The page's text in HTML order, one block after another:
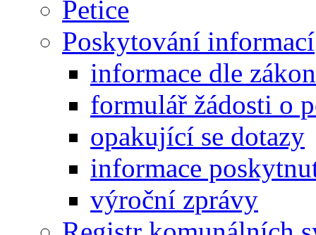
Petice
Poskytování informací
informace dle
formulář žádosti o
opakující se dotazy
informace
výroční zprávy